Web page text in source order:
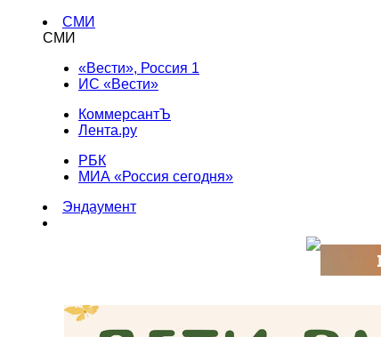
СМИ
СМИ
«Вести», Россия 1
ИС «Вести»
КоммерсантЪ
Лента.ру
РБК
МИА «Россия сегодня»
Эндаумент